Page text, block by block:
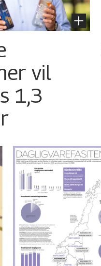
vil
1,3